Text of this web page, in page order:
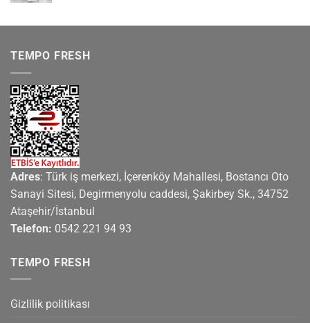
200,00₺.
TEMPO FRESH
Adres: Türk iş merkezi, İçerenköy Mahallesi, Bostancı Oto
Sanayi Sitesi, Degirmenyolu caddesi, Şakirbey Sk., 34752
Ataşehir/İstanbul
Telefon: 0542 221 94 93
TEMPO FRESH
Gizlilik politikası